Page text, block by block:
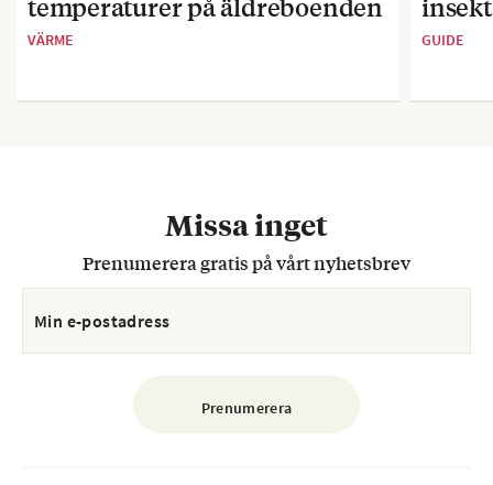
temperaturer på äldreboenden
VÄRME GUIDE
Missa inget
Prenumerera gratis på vårt nyhetsbrev